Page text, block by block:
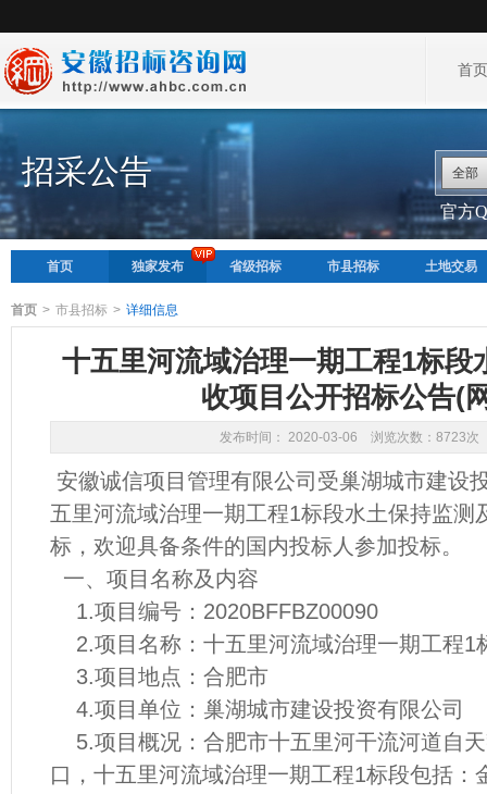
首
招采公告 全部
官方
首页 独家发布 省级招标 市县招标 土地交易
首页 > 市县招标 > 详细信息
十五里河流域治理一期工程1标段
收项目公开招标公告(
发布时间： 2020-03-06 浏览次数：8723次
安徽诚信项目管理有限公司受巢湖城市建设
五里河流域治理一期工程1标段水土保持监测
标，欢迎具备条件的国内投标人参加投标。
一、项目名称及内容
1.项目编号：2020BFFBZ00090
2.项目名称：十五里河流域治理一期工程1
3.项目地点：合肥市
4.项目单位：巢湖城市建设投资有限公司
5.项目概况：合肥市十五里河干流河道自
口，十五里河流域治理一期工程1标段包括：